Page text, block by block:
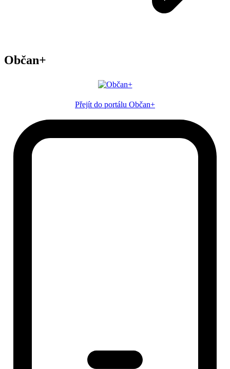
Občan+
Přejít do portálu Občan+